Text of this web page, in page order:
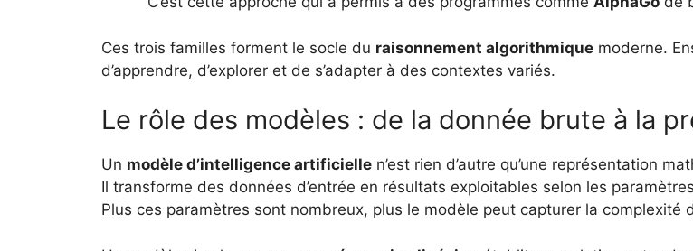
Ces trois familles forment le socle du raisonnement algorithmique moderne.
d’apprendre, d’explorer et de s’adapter à des contextes variés.
Le rôle des modèles : de la donnée brute à la
Un modèle d’intelligence artificielle n’est rien d’autre qu’une représentation
Il transforme des données d’entrée en résultats exploitables selon les
Plus ces paramètres sont nombreux, plus le modèle peut capturer la complexité